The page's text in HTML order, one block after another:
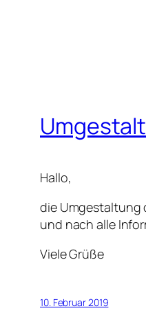
Hallo,
die Umgestaltung
und nach alle
Viele Grüße
10. Februar 2019